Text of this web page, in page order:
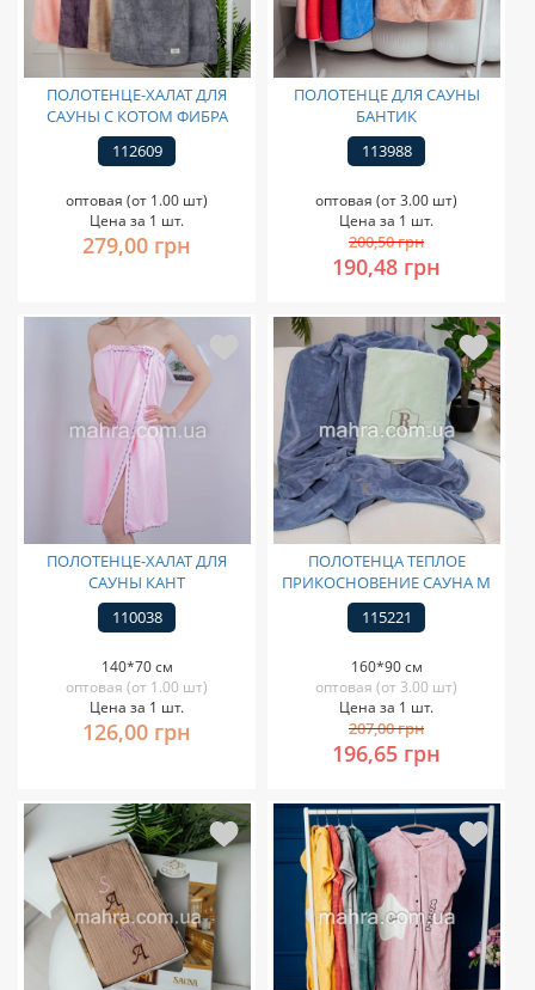
ПОЛОТЕНЦЕ-ХАЛАТ ДЛЯ
САУНЫ С КОТОМ ФИБРА
112609
оптовая (от 1.00 шт)
Цена за 1 шт.
279,00 грн
ПОЛОТЕНЦЕ ДЛЯ САУНЫ
БАНТИК
113988
оптовая (от 3.00 шт)
Цена за 1 шт.
200,50 грн
190,48 грн
ПОЛОТЕНЦЕ-ХАЛАТ ДЛЯ
САУНЫ КАНТ
110038
140*70 см
оптовая (от 1.00 шт)
Цена за 1 шт.
126,00 грн
ПОЛОТЕНЦА ТЕПЛОЕ
ПРИКОСНОВЕНИЕ САУНА М
115221
160*90 см
оптовая (от 3.00 шт)
Цена за 1 шт.
207,00 грн
196,65 грн